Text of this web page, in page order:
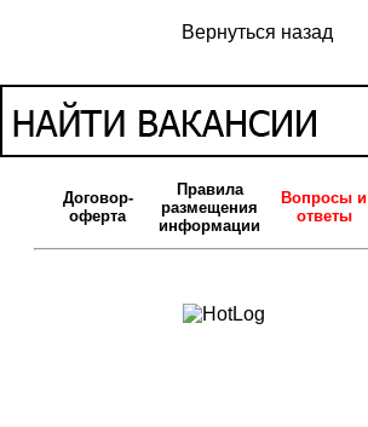
Вернуться назад
Договор-
оферта
Правила
размещения
информации
Вопросы и
ответы